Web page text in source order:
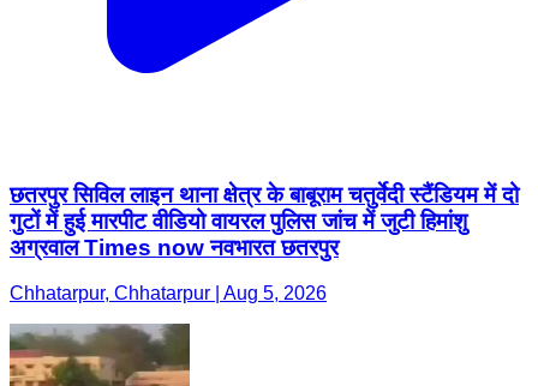
छतरपुर सिविल लाइन थाना क्षेत्र के बाबूराम चतुर्वेदी स्टैंडियम में दो
गुटों में हुई मारपीट वीडियो वायरल पुलिस जांच में जुटी हिमांशु
अग्रवाल Times now नवभारत छतरपुर
Chhatarpur, Chhatarpur | Aug 5, 2026